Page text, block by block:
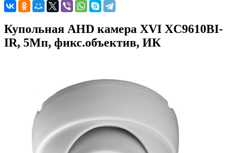
Купольная AHD камера XVI XC9610BI-
IR, 5Мп, фикс.объектив, ИК